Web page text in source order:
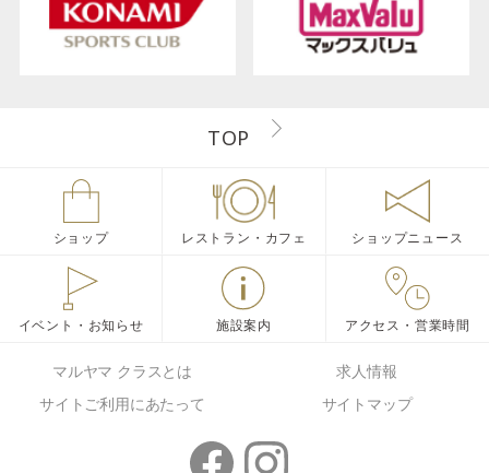
TOP
ショップ レストラン・カフェ ショップニュース
イベント・お知らせ 施設案内 アクセス・営業時間
マルヤマ クラスとは
求人情報
サイトご利用にあたって
サイトマップ